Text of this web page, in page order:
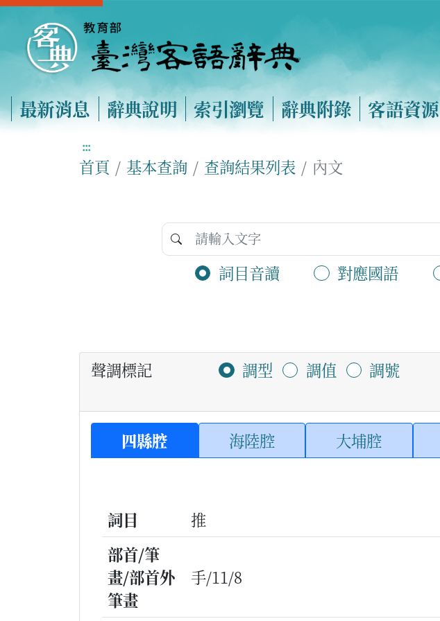
最新消息 辭典說明 索引瀏覽 辭典附錄 客語資源
:::
首頁 基本查詢 查詢結果列表 內文
詞目音讀 對應國語
聲調標記 調型 調值 調號
四縣腔 海陸腔 大埔腔
詞目
推
部首/筆
畫/部首外
筆畫
手/11/8